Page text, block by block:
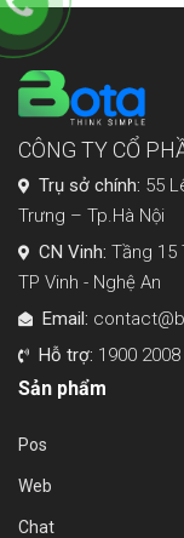
CÔNG TY CỔ
Trụ sở chính: 55
Trưng – Tp.Hà Nội
CN Vinh: Tầng 15
TP Vinh - Nghệ An
Email:
Hỗ trợ: 1900 2008
Sản phẩm
Pos
Web
Chat